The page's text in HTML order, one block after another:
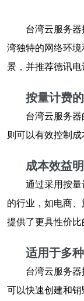
台湾云服务
湾独特的网络环
景，并推荐德讯电
按量计费
台湾云服务器
则可以有效控制
成本效益
通过采用按
的行业，如电商
提供了更具性价比
适用于多
台湾云服务
可以快速创建和